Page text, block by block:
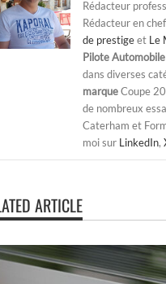
Rédacteur
Rédacteur en
de prestigeet Le
Pilote Automobile
dans diverses
marqueCoupe
de nombreux
Caterham et
moi sur LinkedIn,
ARTICLE